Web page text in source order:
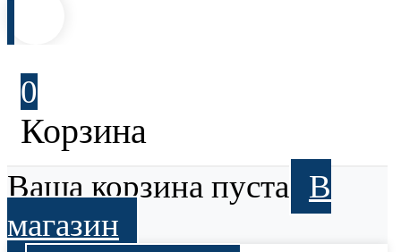
0
Корзина
Ваша корзина пуста В
магазин